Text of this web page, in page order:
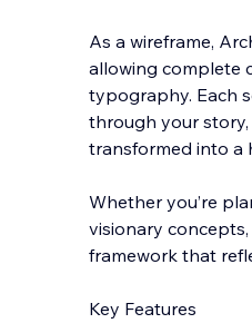
As a wireframe,
allowing complete
typography. Each
through your
transformed into a
Whether you’re
visionary
framework that
Key Features